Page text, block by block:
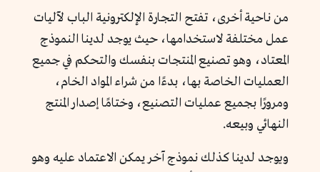
من ناحية أخرى، تفتح التجارة الإلكترونية الباب لآليات
عمل مختلفة لاستخدامها، حيث يوجد لدينا النموذج
المعتاد، وهو تصنيع المنتجات بنفسك والتحكم في جميع
العمليات الخاصة بها، بدءًا من شراء المواد الخام،
ومرورًا بجميع عمليات التصنيع، وختامًا إصدار المنتج
النهائي وبيعه.
ويوجد لدينا كذلك نموذج آخر يمكن الاعتماد عليه وهو